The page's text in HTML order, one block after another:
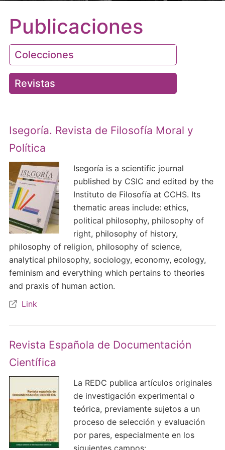
Publicaciones
Colecciones
Revistas
Isegoría. Revista de Filosofía Moral y
Política
Isegoría is a scientific journal
published by CSIC and edited by the
Instituto de Filosofía at CCHS. Its
thematic areas include: ethics,
political philosophy, philosophy of
right, philosophy of history,
philosophy of religion, philosophy of science,
analytical philosophy, sociology, economy, ecology,
feminism and everything which pertains to theories
and praxis of human action.
Link
Revista Española de Documentación
Científica
La REDC publica artículos originales
de investigación experimental o
teórica, previamente sujetos a un
proceso de selección y evaluación
por pares, especialmente en los
siguientes campos: